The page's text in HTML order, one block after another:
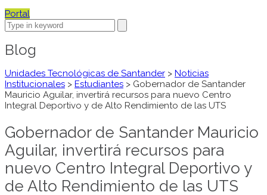
Portal
Blog
Unidades Tecnológicas de Santander > Noticias
Institucionales > Estudiantes > Gobernador de Santander
Mauricio Aguilar, invertirá recursos para nuevo Centro
Integral Deportivo y de Alto Rendimiento de las UTS
Gobernador de Santander Mauricio
Aguilar, invertirá recursos para
nuevo Centro Integral Deportivo y
de Alto Rendimiento de las UTS